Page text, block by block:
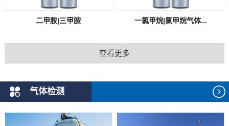
二甲胺|三甲胺 一氯甲烷|氯甲烷气体...
查看更多
气体检测